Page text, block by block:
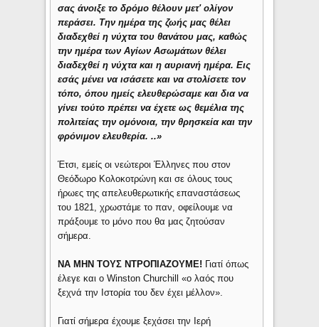
σας άνοιξε το δρόμο θέλουν μετ' ολίγον
περάσει. Την ημέρα της ζωής μας θέλει
διαδεχθεί η νύχτα του θανάτου μας, καθώς
την ημέρα των Αγίων Ασωμάτων θέλει
διαδεχθεί η νύχτα και η αυριανή ημέρα. Εις
εσάς μένει να ισάσετε και να στολίσετε τον
τόπο, όπου ημείς ελευθερώσαμε και δια να
γίνει τούτο πρέπει να έχετε ως θεμέλια της
πολιτείας την ομόνοια, την θρησκεία και την
φρόνιμον ελευθερία. ..»
Έτσι, εμείς οι νεώτεροι Έλληνες που στον
Θεόδωρο Κολοκοτρώνη και σε όλους τους
ήρωες της απελευθερωτικής επαναστάσεως
του 1821, χρωστάμε το παν, οφείλουμε να
πράξουμε το μόνο που θα μας ζητούσαν
σήμερα.
ΝΑ ΜΗΝ ΤΟΥΣ ΝΤΡΟΠΙΑΖΟΥΜΕ! Γιατί όπως
έλεγε και ο Winston Churchill «ο λαός που
ξεχνά την Ιστορία του δεν έχει μέλλον».
Γιατί σήμερα έχουμε ξεχάσει την Ιερή